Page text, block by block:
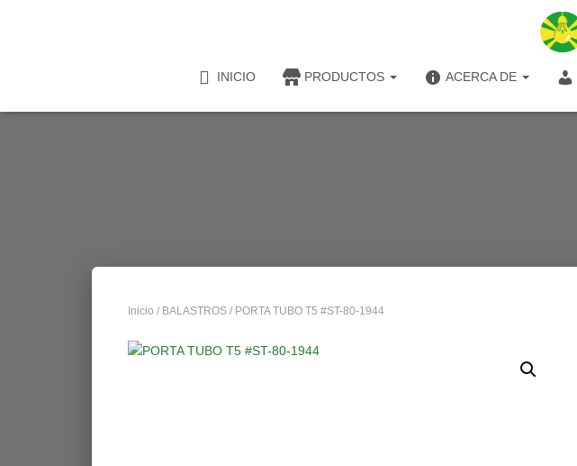
INICIO PRODUCTOS ACERCA DE
Inicio / BALASTROS / PORTA TUBO T5 #ST-80-1944